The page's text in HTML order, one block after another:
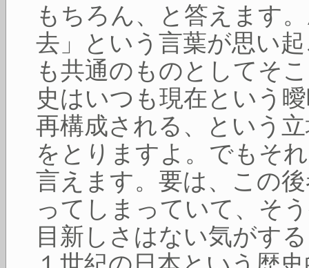
もちろん、と答えます
去」という言葉が思い
も共通のものとしてそ
史はいつも現在という
再構成される、という
をとりますよ。でもそ
言えます。要は、この
ってしまっていて、そ
目新しさはない気がす